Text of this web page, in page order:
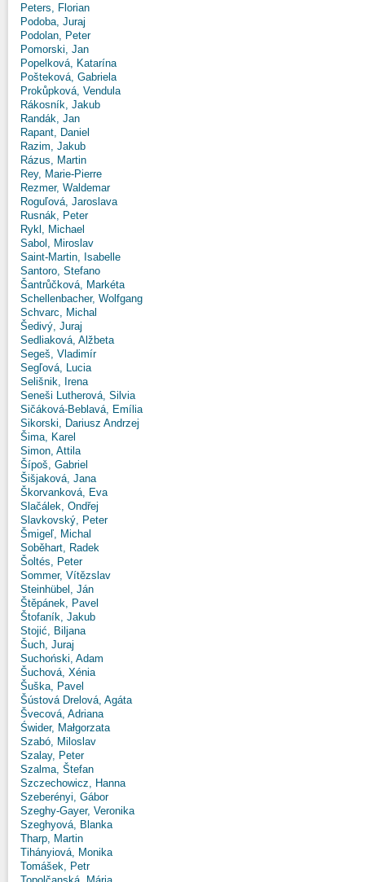
Peters, Florian
Podoba, Juraj
Podolan, Peter
Pomorski, Jan
Popelková, Katarína
Pošteková, Gabriela
Prokůpková, Vendula
Rákosník, Jakub
Randák, Jan
Rapant, Daniel
Razim, Jakub
Rázus, Martin
Rey, Marie-Pierre
Rezmer, Waldemar
Roguľová, Jaroslava
Rusnák, Peter
Rykl, Michael
Sabol, Miroslav
Saint-Martin, Isabelle
Santoro, Stefano
Šantrůčková, Markéta
Schellenbacher, Wolfgang
Schvarc, Michal
Šedivý, Juraj
Sedliaková, Alžbeta
Segeš, Vladimír
Segľová, Lucia
Selišnik, Irena
Seneši Lutherová, Silvia
Sičáková-Beblavá, Emília
Sikorski, Dariusz Andrzej
Šima, Karel
Simon, Attila
Šípoš, Gabriel
Šišjaková, Jana
Škorvanková, Eva
Slačálek, Ondřej
Slavkovský, Peter
Šmigeľ, Michal
Soběhart, Radek
Šoltés, Peter
Sommer, Vítězslav
Steinhübel, Ján
Štěpánek, Pavel
Štofaník, Jakub
Stojić, Biljana
Šuch, Juraj
Suchoński, Adam
Šuchová, Xénia
Šuška, Pavel
Šústová Drelová, Agáta
Švecová, Adriana
Świder, Małgorzata
Szabó, Miloslav
Szalay, Peter
Szalma, Štefan
Szczechowicz, Hanna
Szeberényi, Gábor
Szeghy-Gayer, Veronika
Szeghyová, Blanka
Tharp, Martin
Tihányiová, Monika
Tomášek, Petr